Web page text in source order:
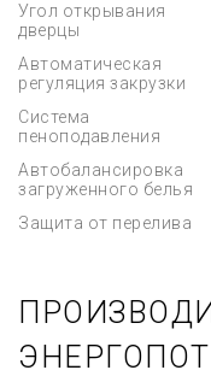
Угол открывания
дверцы
Автоматическая
регуляция закрузки
Система
пеноподавления
Автобалансировка
загруженного белья
Защита от перелива